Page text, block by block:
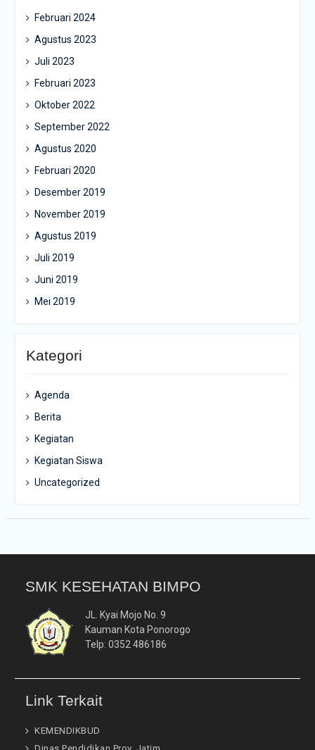
Februari 2024
Agustus 2023
Juli 2023
Februari 2023
Oktober 2022
September 2022
Agustus 2020
Februari 2020
Desember 2019
November 2019
Agustus 2019
Juli 2019
Juni 2019
Mei 2019
Kategori
Agenda
Berita
Kegiatan
Kegiatan Siswa
Uncategorized
SMK KESEHATAN BIMPO
JL. Kyai Mojo No. 9
Kauman Kota Ponorogo
Telp: 0352 486186
Link Terkait
KEMENDIKBUD